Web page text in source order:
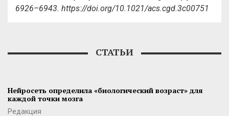
6926–6943. https://doi.org/10.1021/acs.cgd.3c00751
СТАТЬИ
Нейросеть определила «биологический возраст» для
каждой точки мозга
Редакция